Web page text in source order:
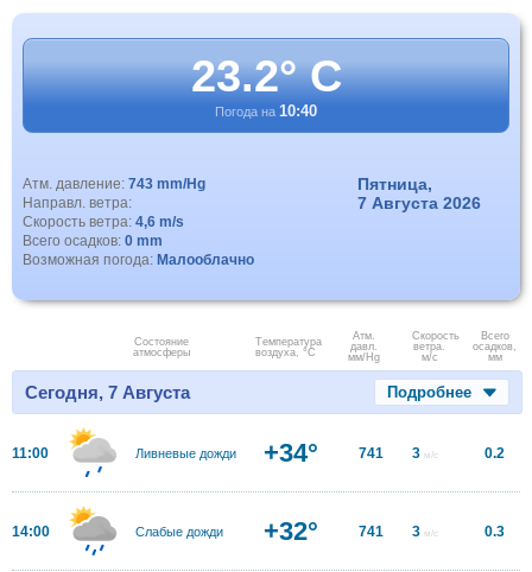
23.2° C
Погода на 10:40
Атм. давление: 743 mm/Hg
Направл. ветра:
Скорость ветра: 4,6 m/s
Всего осадков: 0 mm
Возможная погода: Малооблачно
Пятница,
7 Августа 2026
Состояние
атмосферы
Температура
воздуха, °C
Атм.
давл.
мм/Hg
Скорость
ветра.
м/с
Всего
осадков,
мм
Сегодня, 7 Августа Подробнее
11:00 Ливневые дожди +34° 741 3 м/с 0.2
14:00 Слабые дожди +32° 741 3 м/с 0.3